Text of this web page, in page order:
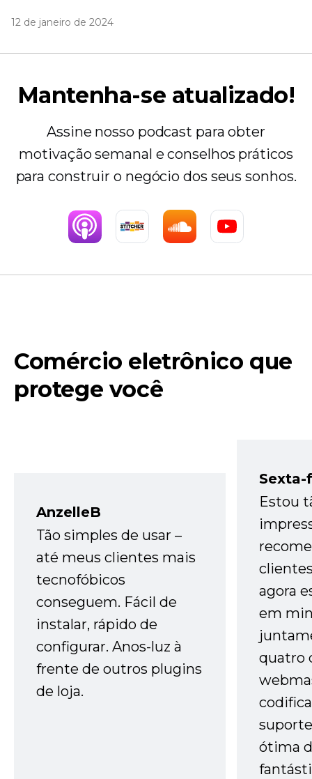
12 de janeiro de 2024
Mantenha-se atualizado!
Assine nosso podcast para obter
motivação semanal e conselhos práticos
para construir o negócio dos seus sonhos.
Comércio eletrônico que
protege você
AnzelleB
Tão simples de usar –
até meus clientes mais
tecnofóbicos
conseguem. Fácil de
instalar, rápido de
configurar. Anos-luz à
frente de outros plugins
de loja.
Sexta-
Estou
agora
em
quatro
ótima